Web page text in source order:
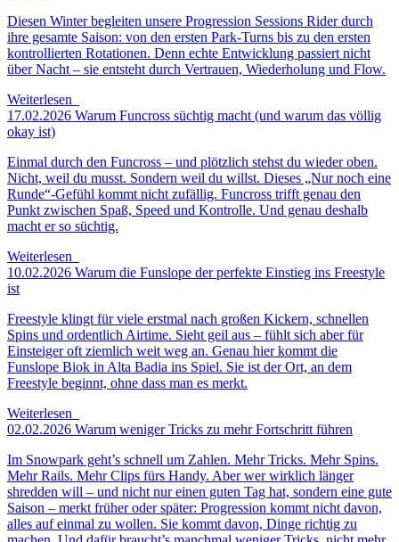
Diesen Winter begleiten unsere Progression Sessions Rider durch
ihre gesamte Saison: von den ersten Park-Turns bis zu den ersten
kontrollierten Rotationen. Denn echte Entwicklung passiert nicht
über Nacht – sie entsteht durch Vertrauen, Wiederholung und Flow.
Weiterlesen
17.02.2026 Warum Funcross süchtig macht (und warum das völlig
okay ist)
Einmal durch den Funcross – und plötzlich stehst du wieder oben.
Nicht, weil du musst. Sondern weil du willst. Dieses „Nur noch eine
Runde“-Gefühl kommt nicht zufällig. Funcross trifft genau den
Punkt zwischen Spaß, Speed und Kontrolle. Und genau deshalb
macht er so süchtig.
Weiterlesen
10.02.2026 Warum die Funslope der perfekte Einstieg ins Freestyle
ist
Freestyle klingt für viele erstmal nach großen Kickern, schnellen
Spins und ordentlich Airtime. Sieht geil aus – fühlt sich aber für
Einsteiger oft ziemlich weit weg an. Genau hier kommt die
Funslope Biok in Alta Badia ins Spiel. Sie ist der Ort, an dem
Freestyle beginnt, ohne dass man es merkt.
Weiterlesen
02.02.2026 Warum weniger Tricks zu mehr Fortschritt führen
Im Snowpark geht’s schnell um Zahlen. Mehr Tricks. Mehr Spins.
Mehr Rails. Mehr Clips fürs Handy. Aber wer wirklich länger
shredden will – und nicht nur einen guten Tag hat, sondern eine gute
Saison – merkt früher oder später: Progression kommt nicht davon,
alles auf einmal zu wollen. Sie kommt davon, Dinge richtig zu